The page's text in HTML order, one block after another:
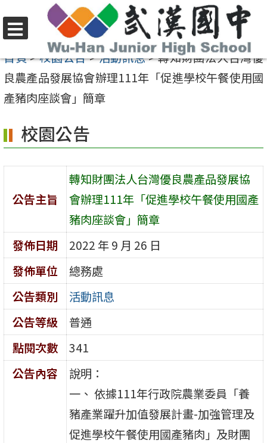
至
要
內
區
選
單
首頁>校園公告>活動訊息>轉知財團法人台灣優
良農產品發展協會辦理111年「促進學校午餐使用國
產豬肉座談會」簡章
校園公告
公告主旨
轉知財團法人台灣優良農產品發展協
會辦理111年「促進學校午餐使用國產
豬肉座談會」簡章
發佈日期
2022 年 9 月 26 日
發佈單位
總務處
公告類別
活動訊息
公告等級
普通
點閱次數
341
公告內容
說明：
一、 依據111年行政院農業委員「養
豬產業躍升加值發展計畫-加強管理及
促進學校午餐使用國產豬肉」及財團